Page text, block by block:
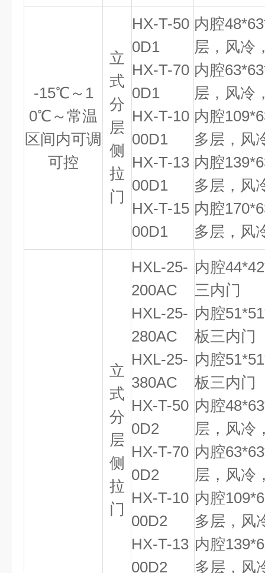
-15℃～1
0℃～常温
区间内可调
可控
立
式
分
层
侧
拉
门
HX-T-50
0D1
HX-T-70
0D1
HX-T-10
00D1
HX-T-13
00D1
HX-T-15
00D1
内腔
层，风冷
内腔
层，风冷
内腔
多层，风
内腔
多层，风
内腔
多层，风
立
式
分
层
侧
拉
门
HXL-25-
200AC
HXL-25-
280AC
HXL-25-
380AC
HX-T-50
0D2
HX-T-70
0D2
HX-T-10
00D2
HX-T-13
00D2
内腔
三内门
内腔
板三内门
内腔
板三内门
内腔
层，风冷
内腔
层，风冷
内腔
多层，风
内腔
多层，风